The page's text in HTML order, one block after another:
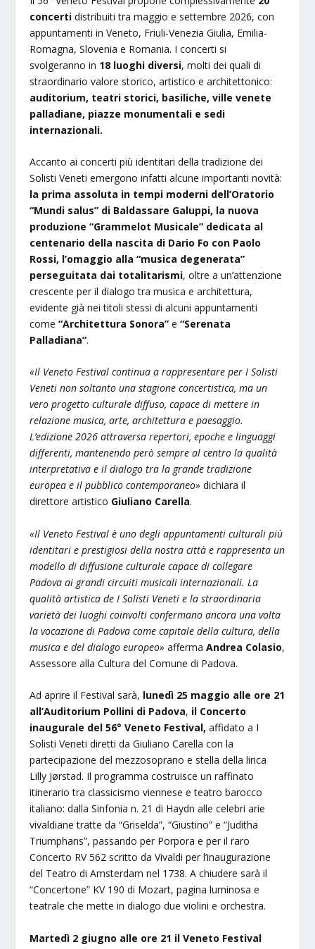
concerti distribuiti tra maggio e settembre 2026, con
appuntamenti in Veneto, Friuli-Venezia Giulia, Emilia-
Romagna, Slovenia e Romania. I concerti si
svolgeranno in 18 luoghi diversi, molti dei quali di
straordinario valore storico, artistico e architettonico:
auditorium, teatri storici, basiliche, ville venete
palladiane, piazze monumentali e sedi
internazionali.
Accanto ai concerti più identitari della tradizione dei
Solisti Veneti emergono infatti alcune importanti novità:
la prima assoluta in tempi moderni dell’Oratorio
“Mundi salus” di Baldassare Galuppi, la nuova
produzione “Grammelot Musicale” dedicata al
centenario della nascita di Dario Fo con Paolo
Rossi, l’omaggio alla “musica degenerata”
perseguitata dai totalitarismi, oltre a un’attenzione
crescente per il dialogo tra musica e architettura,
evidente già nei titoli stessi di alcuni appuntamenti
come“Architettura Sonora”e “Serenata
Palladiana”.
«Il Veneto Festival continua a rappresentare per I Solisti
Veneti non soltanto una stagione concertistica, ma un
vero progetto culturale diffuso, capace di mettere in
relazione musica, arte, architettura e paesaggio.
L’edizione 2026 attraversa repertori, epoche e linguaggi
differenti, mantenendo però sempre al centro la qualità
interpretativa e il dialogo tra la grande tradizione
europea e il pubblico contemporaneo»dichiara il
direttore artistico Giuliano Carella.
«Il Veneto Festival è uno degli appuntamenti culturali più
identitari e prestigiosi della nostra città e rappresenta un
modello di diffusione culturale capace di collegare
Padova ai grandi circuiti musicali internazionali. La
qualità artistica de I Solisti Veneti e la straordinaria
varietà dei luoghi coinvolti confermano ancora una volta
la vocazione di Padova come capitale della cultura, della
musica e del dialogo europeo»affermaAndrea Colasio,
Assessore alla Cultura del Comune di Padova.
Ad aprire il Festival sarà, lunedì 25 maggio alle ore 21
all’Auditorium Pollini di Padova, il Concerto
inaugurale del 56° Veneto Festival, affidato a I
Solisti Veneti diretti da Giuliano Carella con la
partecipazione del mezzosoprano e stella della lirica
Lilly Jørstad. Il programma costruisce un raffinato
itinerario tra classicismo viennese e teatro barocco
italiano: dalla Sinfonia n. 21 di Haydn alle celebri arie
vivaldiane tratte da “Griselda”, “Giustino” e “Juditha
Triumphans”, passando per Porpora e per il raro
Concerto RV 562 scritto da Vivaldi per l’inaugurazione
del Teatro di Amsterdam nel 1738. A chiudere sarà il
“Concertone” KV 190 di Mozart, pagina luminosa e
teatrale che mette in dialogo due violini e orchestra.
Martedì 2 giugno alle ore 21 il Veneto Festival